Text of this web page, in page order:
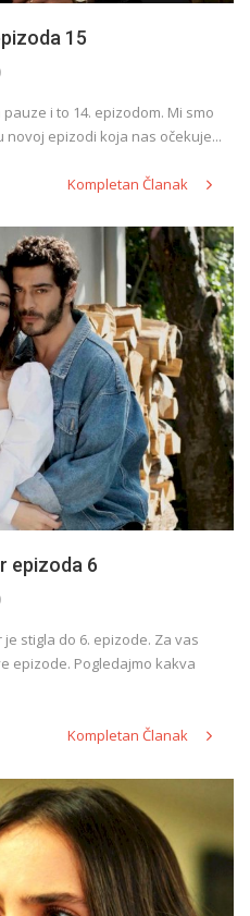
15
i to 14. epizodom. Mi smo
epizodi koja nas očekuje...
Kompletan Članak
epizoda 6
stigla do 6. epizode. Za vas
epizode. Pogledajmo kakva
Kompletan Članak